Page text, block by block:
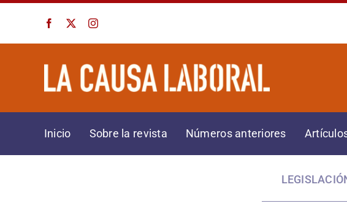
contenido
Inicio Sobre la revista Números anteriores